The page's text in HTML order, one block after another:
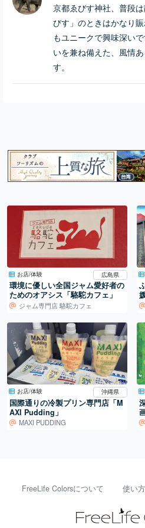
京都ゑびす神社、普段
びす」のときはかなり
もユニークで興味深い
いを兼ね備えた、風情
す。
お店/体験 広島県
環境に優しい全国ジャム愛好者の
ためのオアシス「駱駝カフェ」
ジャム専門店 駱駝カフェ
お店/体験 沖縄県
国際通りの冷製プリン専門店「M
AXI Pudding」
MAXI PUDDING
FreeLife Colorsについて 使い方